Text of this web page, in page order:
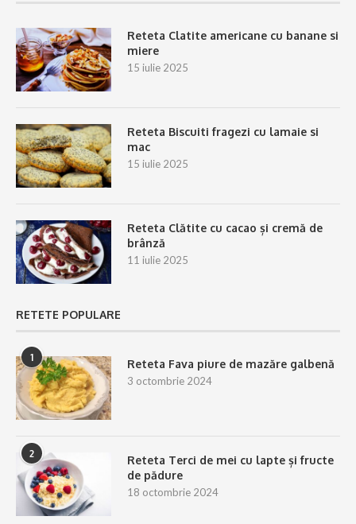
Reteta Clatite americane cu banane si
miere
15 iulie 2025
Reteta Biscuiti fragezi cu lamaie si
mac
15 iulie 2025
Reteta Clătite cu cacao și cremă de
brânză
11 iulie 2025
RETETE POPULARE
1
Reteta Fava piure de mazăre galbenă
3 octombrie 2024
2
Reteta Terci de mei cu lapte și fructe
de pădure
18 octombrie 2024